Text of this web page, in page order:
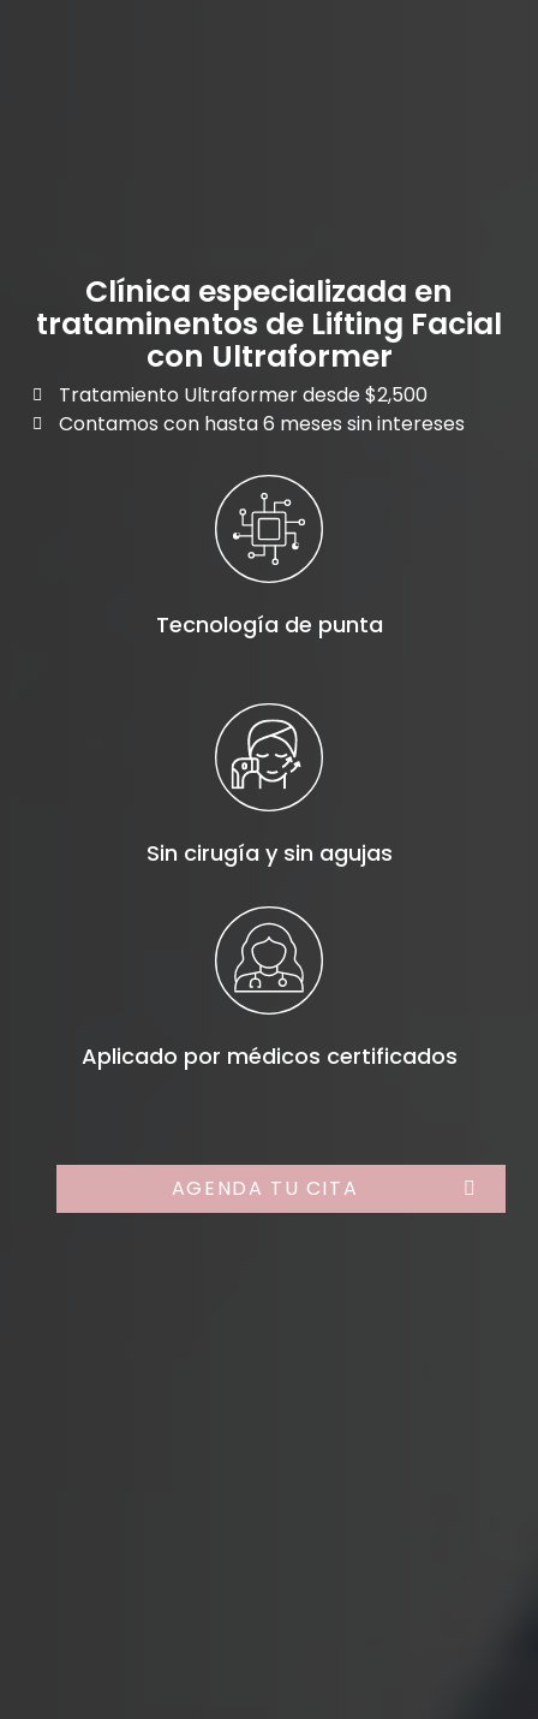
Clínica especializada en
trataminentos de Lifting Facial
con Ultraformer
Tratamiento Ultraformer desde $2,500
Contamos con hasta 6 meses sin intereses
Tecnología de punta
Sin cirugía y sin agujas
Aplicado por médicos certificados
AGENDA TU CITA